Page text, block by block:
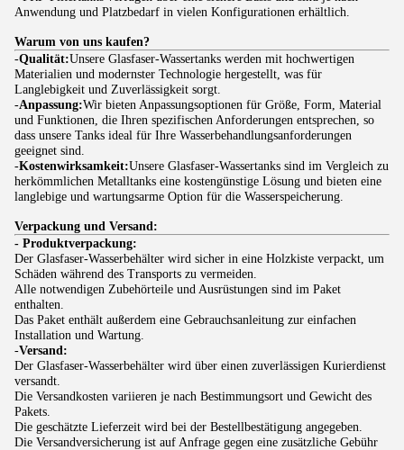
Anwendung und Platzbedarf in vielen Konfigurationen erhältlich.
Warum von uns kaufen?
-Qualität:Unsere Glasfaser-Wassertanks werden mit hochwertigen
Materialien und modernster Technologie hergestellt, was für
Langlebigkeit und Zuverlässigkeit sorgt.
-Anpassung:Wir bieten Anpassungsoptionen für Größe, Form, Material
und Funktionen, die Ihren spezifischen Anforderungen entsprechen, so
dass unsere Tanks ideal für Ihre Wasserbehandlungsanforderungen
geeignet sind.
-Kostenwirksamkeit:Unsere Glasfaser-Wassertanks sind im Vergleich zu
herkömmlichen Metalltanks eine kostengünstige Lösung und bieten eine
langlebige und wartungsarme Option für die Wasserspeicherung.
Verpackung und Versand:
- Produktverpackung:
Der Glasfaser-Wasserbehälter wird sicher in eine Holzkiste verpackt, um
Schäden während des Transports zu vermeiden.
Alle notwendigen Zubehörteile und Ausrüstungen sind im Paket
enthalten.
Das Paket enthält außerdem eine Gebrauchsanleitung zur einfachen
Installation und Wartung.
-Versand:
Der Glasfaser-Wasserbehälter wird über einen zuverlässigen Kurierdienst
versandt.
Die Versandkosten variieren je nach Bestimmungsort und Gewicht des
Pakets.
Die geschätzte Lieferzeit wird bei der Bestellbestätigung angegeben.
Die Versandversicherung ist auf Anfrage gegen eine zusätzliche Gebühr